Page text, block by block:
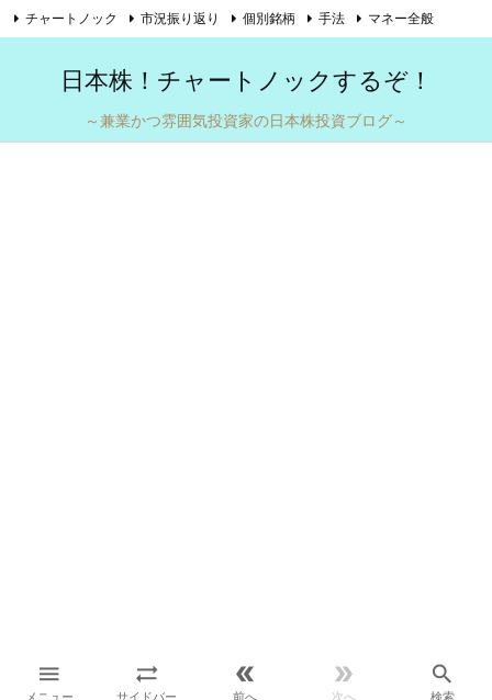
日本株！チャートノックするぞ！
～兼業かつ雰囲気投資家の日本株投資ブログ～

メニュー

サイドバー

前へ

次へ

検索
チャートノック 市況振り返り 個別銘柄 手法 マネー全般